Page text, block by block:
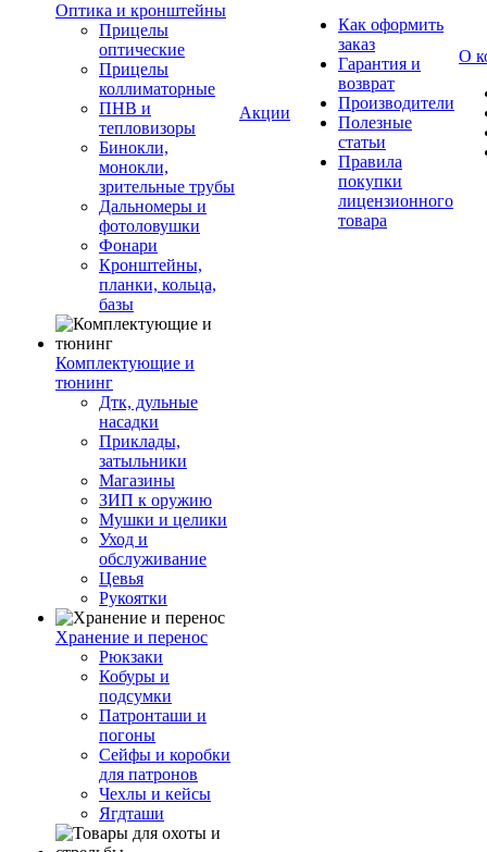
Оптика и кронштейны
Прицелы
оптические
Прицелы
коллиматорные
ПНВ и
тепловизоры
Бинокли,
монокли,
зрительные трубы
Дальномеры и
фотоловушки
Фонари
Кронштейны,
планки, кольца,
базы
Комплектующие и
тюнинг
Дтк, дульные
насадки
Приклады,
затыльники
Магазины
ЗИП к оружию
Мушки и целики
Уход и
обслуживание
Цевья
Рукоятки
Хранение и перенос
Рюкзаки
Кобуры и
подсумки
Патронташи и
погоны
Сейфы и коробки
для патронов
Чехлы и кейсы
Ягдташи
Акции
Как оформить
заказ
Гарантия и
возврат
Производители
Полезные
статьи
Правила
покупки
лицензионного
товара
О